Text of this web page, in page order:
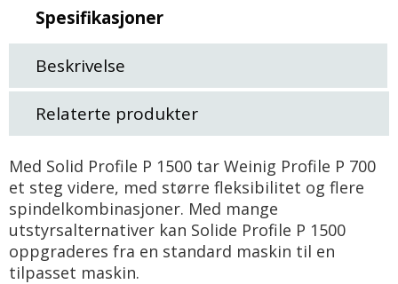
Spesifikasjoner
Beskrivelse
Relaterte produkter
Med Solid Profile P 1500 tar Weinig Profile P 700
et steg videre, med større fleksibilitet og flere
spindelkombinasjoner. Med mange
utstyrsalternativer kan Solide Profile P 1500
oppgraderes fra en standard maskin til en
tilpasset maskin.